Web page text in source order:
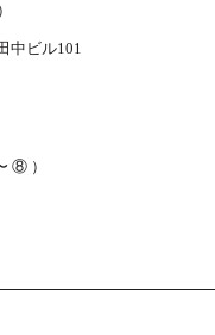
中ビル101
⑧ ）